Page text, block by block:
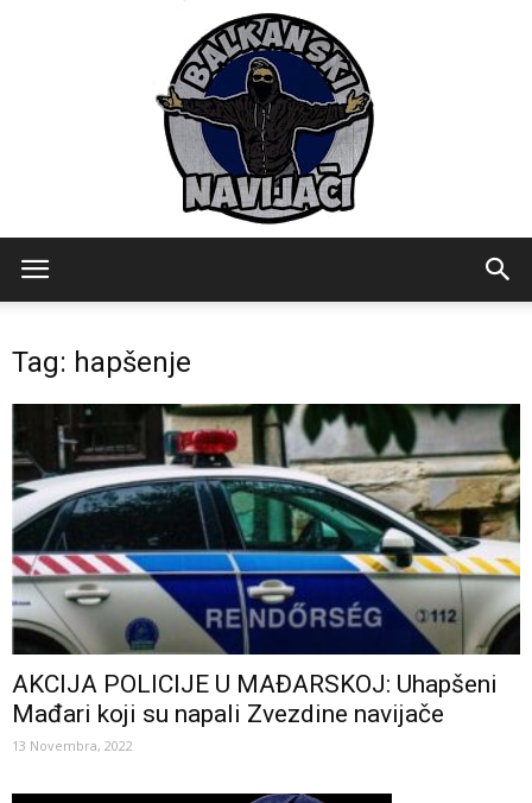
Tag: hapšenje
AKCIJA POLICIJE U MAĐARSKOJ: Uhapšeni
Mađari koji su napali Zvezdine navijače
13 Novembra, 2022